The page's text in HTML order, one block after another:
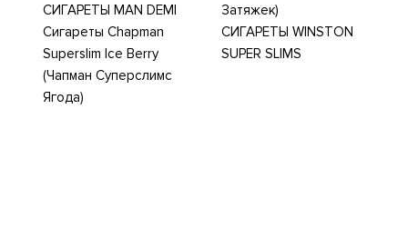
СИГАРЕТЫ MAN DEMI
Сигареты Chapman
Superslim Ice Berry
(Чапман Суперслимс
Ягода)
Затяжек)
СИГАРЕТЫ WINSTON
SUPER SLIMS